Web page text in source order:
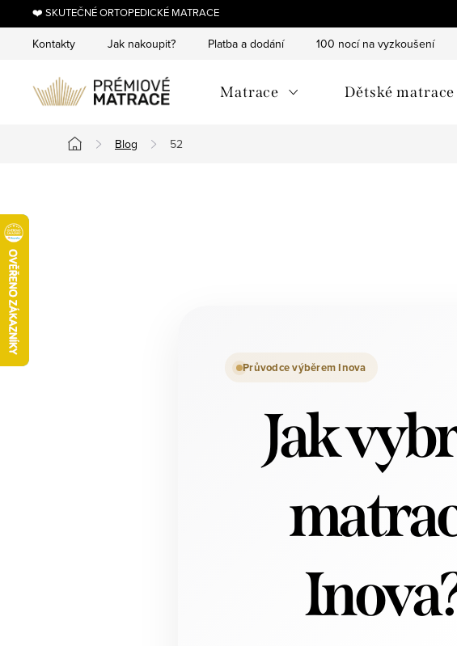
na
❤️ SKUTEČNÉ ORTOPEDICKÉ MATRACE
Kontakty Jak nakoupit? Platba a dodání 100 nocí na vyzkoušení
Matrace Dětské matrace
Domů
Blog 52
Průvodce výběrem Inova
Jak